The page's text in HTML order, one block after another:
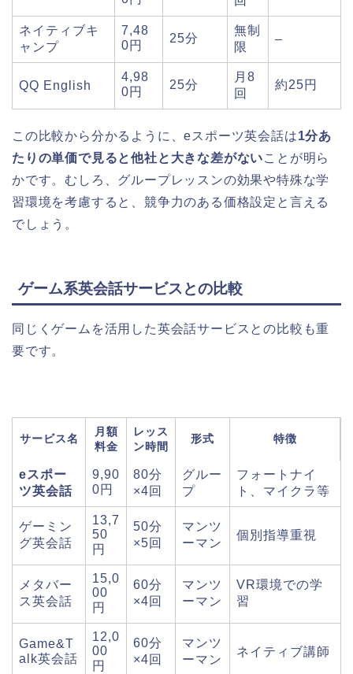
ネイティブキ
ャンプ
7,48
0円
25分
無制
限
–
QQ English
4,98
0円
25分
月8
回
約25円
この比較から分かるように、eスポーツ英会話は1分あ
たりの単価で見ると他社と大きな差がないことが明ら
かです。むしろ、グループレッスンの効果や特殊な学
習環境を考慮すると、競争力のある価格設定と言える
でしょう。
ゲーム系英会話サービスとの比較
同じくゲームを活用した英会話サービスとの比較も重
要です。
サービス名
月額
料金
レッス
ン時間
形式 特徴
eスポー
ツ英会話
9,90
0円
80分
×4回
グルー
プ
フォートナイ
ト、マイクラ等
ゲーミン
グ英会話
13,7
50
円
50分
×5回
マンツ
ーマン
個別指導重視
メタバー
ス英会話
15,0
00
円
60分
×4回
マンツ
ーマン
VR環境での学
習
Game&T
alk英会話
12,0
00
円
60分
×4回
マンツ
ーマン
ネイティブ講師